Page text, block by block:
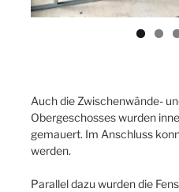
Auch die Zwischenwände-
Obergeschosses wurden
gemauert. Im Anschluss
werden.
Parallel dazu wurden die